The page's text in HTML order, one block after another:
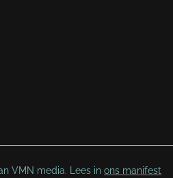
VMN media. Lees in ons manifest